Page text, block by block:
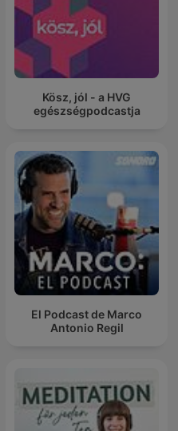
Kösz, jól - a HVG
egészségpodcastja
El Podcast de Marco
Antonio Regil